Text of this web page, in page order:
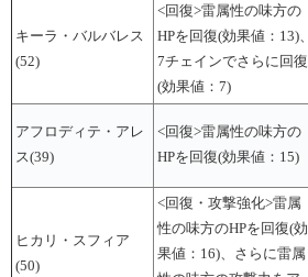
キーラ・バルバレス
(52)
<回復>雷属性の味方の
HPを回復(効果値：13)、
7チェインでさらに回復
(効果値：7)
アフロディテ・アレ
ス(39)
<回復>雷属性の味方の
HPを回復(効果値：15)
ヒカリ・スフィア
(50)
<回復・攻撃強化>雷属
性の味方のHPを回復(効
果値：16)、さらに雷属